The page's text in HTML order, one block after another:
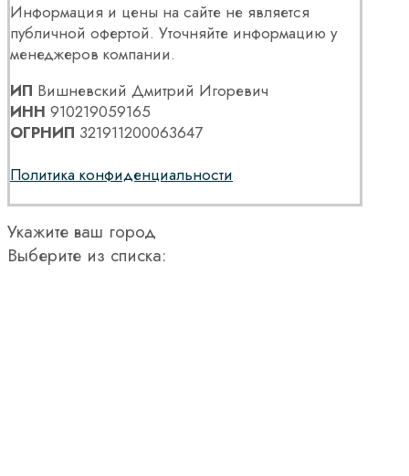
Информация и цены на сайте не является
публичной офертой. Уточняйте информацию у
менеджеров компании.
ИП Вишневский Дмитрий Игоревич
ИНН 910219059165
ОГРНИП 321911200063647
Политика конфиденциальности
Укажите ваш город
Выберите из списка: